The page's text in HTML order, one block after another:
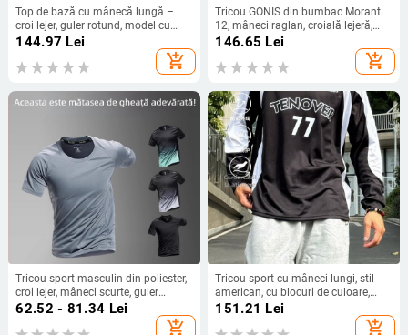
Top de bază cu mânecă lungă –
croi lejer, guler rotund, model cu
dungi, material rayon ≤30%
144.97 Lei
add_shopping_cart
Tricou GONIS din bumbac Morant
12, mâneci raglan, croială lejeră,
imprimare cu litere
146.65 Lei
add_shopping_cart
Tricou sport masculin din poliester,
croi lejer, mâneci scurte, guler
rotund
62.52 - 81.34 Lei
add_shopping_cart
Tricou sport cu mâneci lungi, stil
american, cu blocuri de culoare,
pentru ciclism în aer liber, alergare,
baschet și fitness – toamnă-iarnă
151.21 Lei
add_shopping_cart